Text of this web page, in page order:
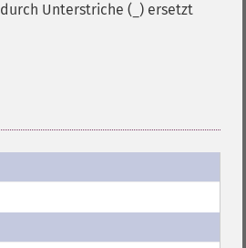
Unterstriche ( ) ersetzt